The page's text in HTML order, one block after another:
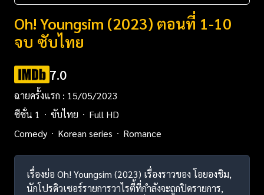
Oh! Youngsim (2023) ตอนที่ 1-10
จบ ซับไทย
7.0
ฉายครั้งแรก : 15/05/2023
ซีซั่น 1
ซับไทย
Full HD
Comedy
Korean series Romance
เรื่องย่อ Oh! Youngsim (2023) เรื่องราวของ โอยองชิม,
นักโปรดิวเซอร์รายการวาไรตี้ที่กำลังจะถูกปิดรายการ,